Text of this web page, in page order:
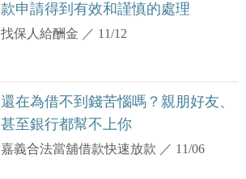
款申請得到有效和謹慎的處理
找保人給酬金 ／ 11/12
還在為借不到錢苦惱嗎？親朋好友、
甚至銀行都幫不上你
嘉義合法當舖借款快速放款 ／ 11/06